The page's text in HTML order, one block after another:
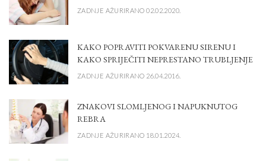
ZADNJE AŽURIRANO 02.02.2020.
KAKO POPRAVITI POKVARENU SIRENU I
KAKO SPRIJEČITI NEPRESTANO TRUBLJENJE
ZADNJE AŽURIRANO 26.04.2016.
ZNAKOVI SLOMLJENOG I NAPUKNUTOG
REBRA
ZADNJE AŽURIRANO 18.01.2024.